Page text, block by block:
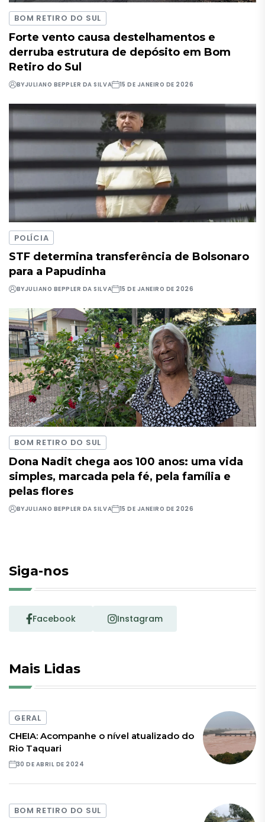
BOM RETIRO DO SUL
Forte vento causa destelhamentos e
derruba estrutura de depósito em Bom
Retiro do Sul
BYJULIANO BEPPLER DA SILVA 15 DE JANEIRO DE 2026
POLÍCIA
STF determina transferência de Bolsonaro
para a Papudinha
BYJULIANO BEPPLER DA SILVA 15 DE JANEIRO DE 2026
BOM RETIRO DO SUL
Dona Nadit chega aos 100 anos: uma vida
simples, marcada pela fé, pela família e
pelas flores
BYJULIANO BEPPLER DA SILVA 15 DE JANEIRO DE 2026
Siga-nos
Facebook Instagram
Mais Lidas
GERAL
CHEIA: Acompanhe o nível atualizado do
Rio Taquari
30 DE ABRIL DE 2024
BOM RETIRO DO SUL